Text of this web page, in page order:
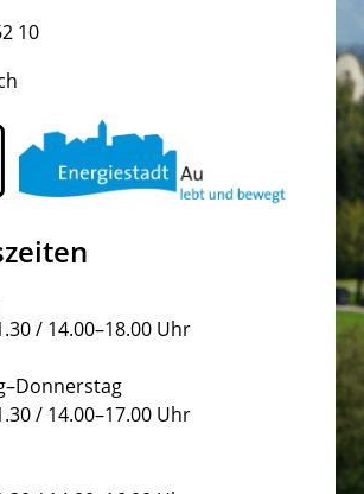
10
/ 14.00–18.00 Uhr
/ 14.00–17.00 Uhr